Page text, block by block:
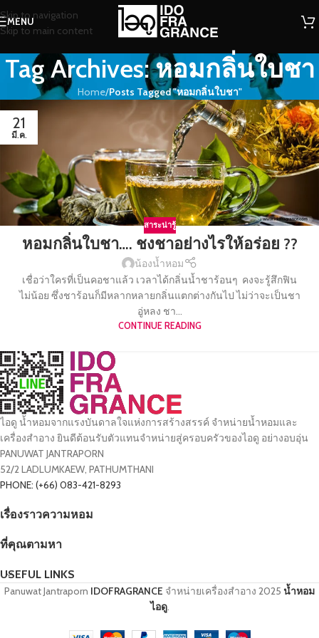
Skip to navigation
Skip to main content
MENU
Tag Archives: หอมกลิ่นใบชา
Home/Posts Tagged "หอมกลิ่นใบชา"
21
มี.ค.
สาระน่ารู้
หอมกลิ่นใบชา…. ชงชาอย่างไรให้อร่อย ??
น้องน้ำหอม
เชื่อว่าใครที่เป็นคอชาแล้ว เวลาได้กลิ่นน้ำชาร้อนๆ คงจะรู้สึกฟิน
ไม่น้อย ซึ่งชาร้อนก็มีหลากหลายกลิ่นแตกต่างกันไป ไม่ว่าจะเป็นชา
อู่หลง ชา...
CONTINUE READING
ไอดู น้ำหอมจากแรงบันดาลใจแห่งการสร้างสรรค์ จำหน่ายน้ำหอมและ
เครื่องสำอาง ยินดีต้อนรับตัวแทนจำหน่ายสู่ครอบครัวของไอดู อย่างอบอุ่น
PANUWAT JANTRAPORN
52/2 LADLUMKAEW, PATHUMTHANI
PHONE: (+66) 083-421-8293
เรื่องราวความหอม
ที่คุณตามหา
USEFUL LINKS
Panuwat Jantraporn IDOFRAGRANCE จำหน่ายเครื่องสำอาง 2025 น้ำหอม
ไอดู.